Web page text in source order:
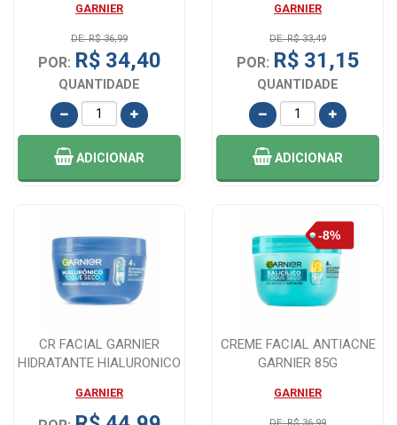
GARNIER
DE: R$ 36,99
POR: R$ 34,40
QUANTIDADE
ADICIONAR
GARNIER
DE: R$ 33,49
POR: R$ 31,15
QUANTIDADE
ADICIONAR
CR FACIAL GARNIER
HIDRATANTE HIALURONICO
GARNIER
CREME FACIAL ANTIACNE
GARNIER 85G
GARNIER